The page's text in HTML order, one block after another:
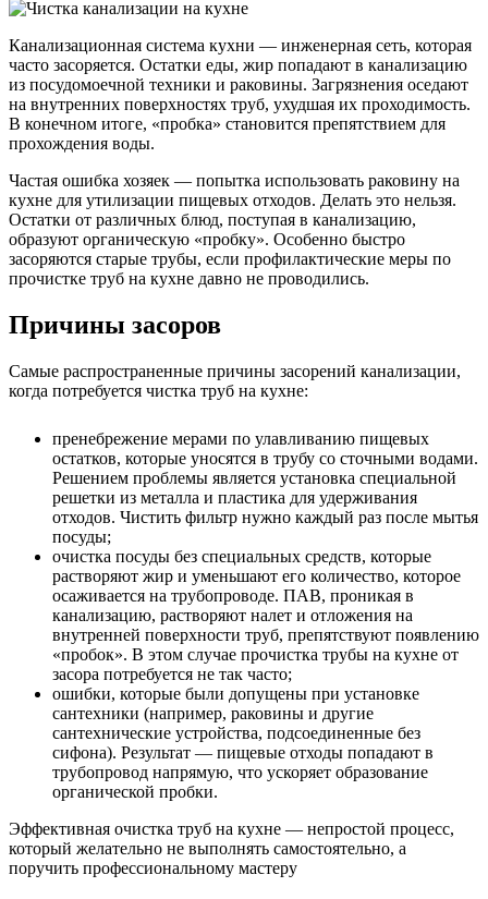
Канализационная система кухни — инженерная сеть, которая
часто засоряется. Остатки еды, жир попадают в канализацию
из посудомоечной техники и раковины. Загрязнения оседают
на внутренних поверхностях труб, ухудшая их проходимость.
В конечном итоге, «пробка» становится препятствием для
прохождения воды.
Частая ошибка хозяек — попытка использовать раковину на
кухне для утилизации пищевых отходов. Делать это нельзя.
Остатки от различных блюд, поступая в канализацию,
образуют органическую «пробку». Особенно быстро
засоряются старые трубы, если профилактические меры по
прочистке труб на кухне давно не проводились.
Причины засоров
Самые распространенные причины засорений канализации,
когда потребуется чистка труб на кухне:
пренебрежение мерами по улавливанию пищевых
остатков, которые уносятся в трубу со сточными водами.
Решением проблемы является установка специальной
решетки из металла и пластика для удерживания
отходов. Чистить фильтр нужно каждый раз после мытья
посуды;
очистка посуды без специальных средств, которые
растворяют жир и уменьшают его количество, которое
осаживается на трубопроводе. ПАВ, проникая в
канализацию, растворяют налет и отложения на
внутренней поверхности труб, препятствуют появлению
«пробок». В этом случае прочистка трубы на кухне от
засора потребуется не так часто;
ошибки, которые были допущены при установке
сантехники (например, раковины и другие
сантехнические устройства, подсоединенные без
сифона). Результат — пищевые отходы попадают в
трубопровод напрямую, что ускоряет образование
органической пробки.
Эффективная очистка труб на кухне — непростой процесс,
который желательно не выполнять самостоятельно, а
поручить профессиональному мастеру